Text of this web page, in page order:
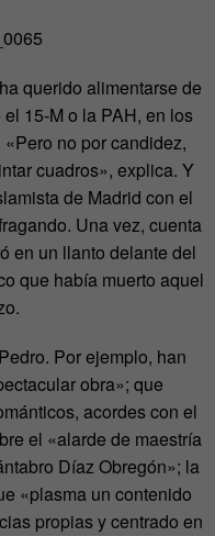
querido alimentarse de
15-M o la PAH, en los
no por candidez,
cuadros», explica. Y
de Madrid con el
Una vez, cuenta
en un llanto delante del
que había muerto aquel
Por ejemplo, han
obra»; que
acordes con el
el «alarde de maestría
Díaz Obregón»; la
«plasma un contenido
propias y centrado en